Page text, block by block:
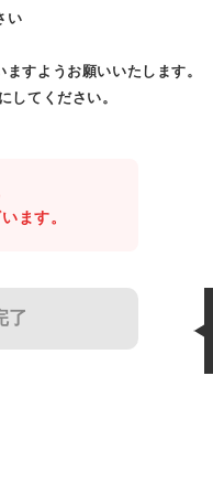
い
すようお願いいたします。
してください。
ます。
了